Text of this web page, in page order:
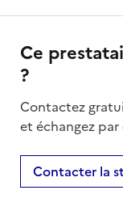
Ce
?
Contactez
et échangez par
Contacter la